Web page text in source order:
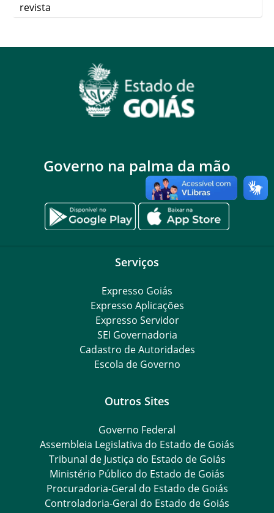
revista
Governo na palma da mão
Serviços
Expresso Goiás
Expresso Aplicações
Expresso Servidor
SEI Governadoria
Cadastro de Autoridades
Escola de Governo
Outros Sites
Governo Federal
Assembleia Legislativa do Estado de Goiás
Tribunal de Justiça do Estado de Goiás
Ministério Público do Estado de Goiás
Procuradoria-Geral do Estado de Goiás
Controladoria-Geral do Estado de Goiás